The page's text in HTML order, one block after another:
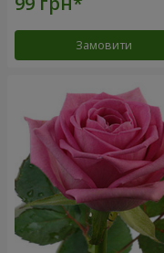
Замовити